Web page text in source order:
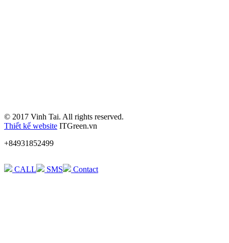
© 2017 Vinh Tai. All rights reserved.
Thiết kế website ITGreen.vn
+84931852499
CALL SMS Contact